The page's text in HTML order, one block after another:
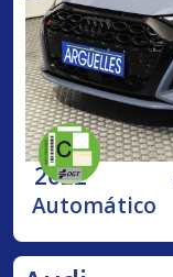
2022
Automático